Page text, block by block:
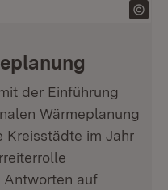
der Einführung
Wärmeplanung
Kreisstädte im Jahr
Antworten auf